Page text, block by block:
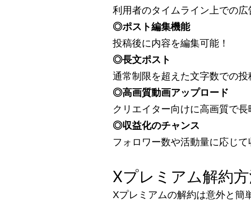
利用者のタイムライン上での広
◎ポスト編集機能
投稿後に内容を編集可能！
◎長文ポスト
通常制限を超えた文字数での投
◎高画質動画アップロード
クリエイター向けに高画質で
◎収益化のチャンス
フォロワー数や活動量に応じ
Xプレミアム解約
Xプレミアムの解約は意外と簡